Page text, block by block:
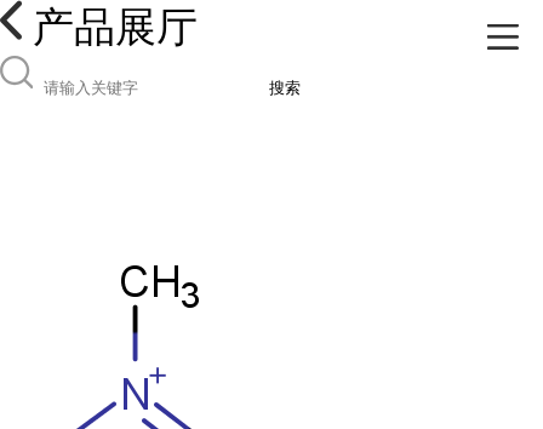
产品展厅
搜索